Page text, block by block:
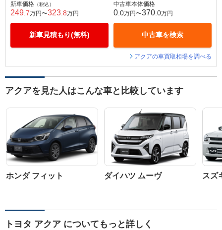
新車価格 （税込）
249 .7万円〜323 .8万円
新車見積もり(無料)
中古車本体価格
0 .0万円〜370 .0万円
中古車を検索
アクアの車買取相場を調べる
アクアを見た人はこんな車と比較しています
ホンダ フィット ダイハツ ムーヴ スズ
トヨタ アクア についてもっと詳しく